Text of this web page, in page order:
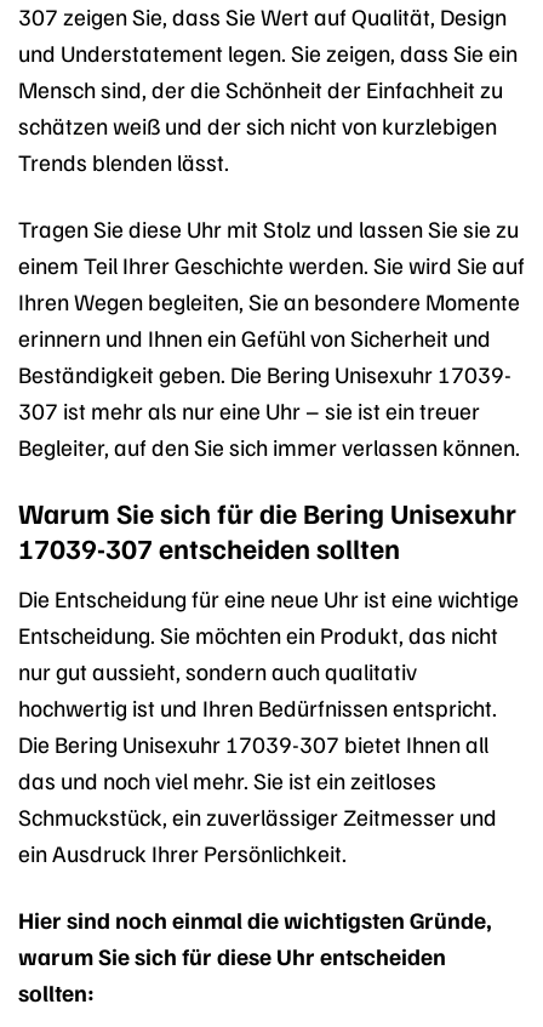
307 zeigen Sie, dass Sie Wert auf Qualität, Design
und Understatement legen. Sie zeigen, dass Sie ein
Mensch sind, der die Schönheit der Einfachheit zu
schätzen weiß und der sich nicht von kurzlebigen
Trends blenden lässt.
Tragen Sie diese Uhr mit Stolz und lassen Sie sie zu
einem Teil Ihrer Geschichte werden. Sie wird Sie auf
Ihren Wegen begleiten, Sie an besondere Momente
erinnern und Ihnen ein Gefühl von Sicherheit und
Beständigkeit geben. Die Bering Unisexuhr 17039-
307 ist mehr als nur eine Uhr – sie ist ein treuer
Begleiter, auf den Sie sich immer verlassen können.
Warum Sie sich für die Bering Unisexuhr
17039-307 entscheiden sollten
Die Entscheidung für eine neue Uhr ist eine wichtige
Entscheidung. Sie möchten ein Produkt, das nicht
nur gut aussieht, sondern auch qualitativ
hochwertig ist und Ihren Bedürfnissen entspricht.
Die Bering Unisexuhr 17039-307 bietet Ihnen all
das und noch viel mehr. Sie ist ein zeitloses
Schmuckstück, ein zuverlässiger Zeitmesser und
ein Ausdruck Ihrer Persönlichkeit.
Hier sind noch einmal die wichtigsten Gründe,
warum Sie sich für diese Uhr entscheiden
sollten: